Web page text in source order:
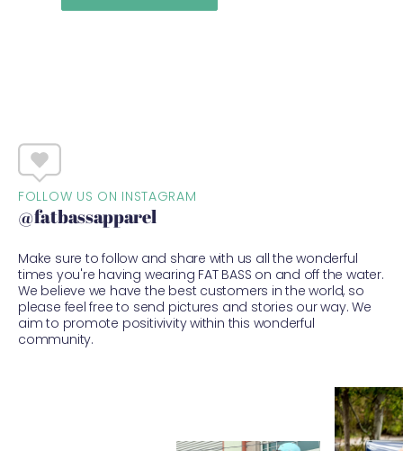
FOLLOW US ON INSTAGRAM
@fatbassapparel
Make sure to follow and share with us all the wonderful
times you're having wearing FAT BASS on and off the water.
We believe we have the best customers in the world, so
please feel free to send pictures and stories our way. We
aim to promote positivivity within this wonderful
community.